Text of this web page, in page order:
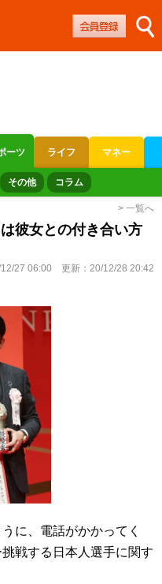
ーツ ライフ マネー
その他 コラム
> 一覧へ
彼女との付き合い方
27 06:00 更新： 20/12/28 20:42
に、電話がかかってく
戦する日本人選手に関す